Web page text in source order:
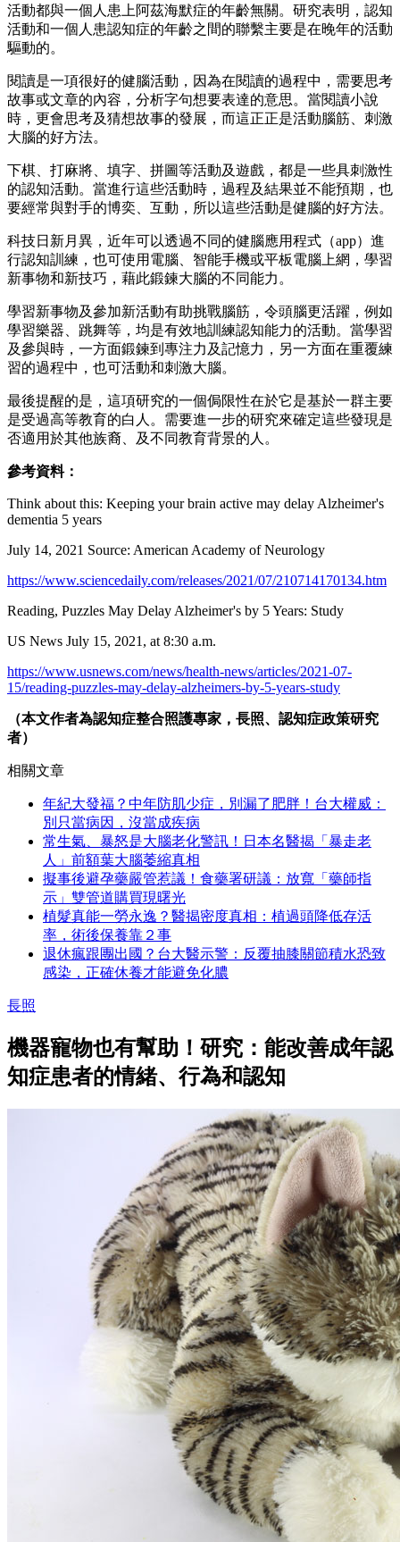
活動都與一個人患上阿茲海默症的年齡無關。研究表明，認知
活動和一個人患認知症的年齡之間的聯繫主要是在晚年的活動
驅動的。
閱讀是一項很好的健腦活動，因為在閱讀的過程中，需要思考
故事或文章的內容，分析字句想要表達的意思。當閱讀小說
時，更會思考及猜想故事的發展，而這正正是活動腦筋、刺激
大腦的好方法。
下棋、打麻將、填字、拼圖等活動及遊戲，都是一些具刺激性
的認知活動。當進行這些活動時，過程及結果並不能預期，也
要經常與對手的博奕、互動，所以這些活動是健腦的好方法。
科技日新月異，近年可以透過不同的健腦應用程式（app）進
行認知訓練，也可使用電腦、智能手機或平板電腦上網，學習
新事物和新技巧，藉此鍛鍊大腦的不同能力。
學習新事物及參加新活動有助挑戰腦筋，令頭腦更活躍，例如
學習樂器、跳舞等，均是有效地訓練認知能力的活動。當學習
及參與時，一方面鍛鍊到專注力及記憶力，另一方面在重覆練
習的過程中，也可活動和刺激大腦。
最後提醒的是，這項研究的一個侷限性在於它是基於一群主要
是受過高等教育的白人。需要進一步的研究來確定這些發現是
否適用於其他族裔、及不同教育背景的人。
參考資料：
Think about this: Keeping your brain active may delay Alzheimer's
dementia 5 years
July 14, 2021 Source: American Academy of Neurology
https://www.sciencedaily.com/releases/2021/07/210714170134.htm
Reading, Puzzles May Delay Alzheimer's by 5 Years: Study
US News July 15, 2021, at 8:30 a.m.
https://www.usnews.com/news/health-news/articles/2021-07-
15/reading-puzzles-may-delay-alzheimers-by-5-years-study
（本文作者為認知症整合照護專家，長照、認知症政策研究
者）
相關文章
年紀大發福？中年防肌少症，別漏了肥胖！台大權威：
別只當病因，沒當成疾病
常生氣、暴怒是大腦老化警訊！日本名醫揭「暴走老
人」前額葉大腦萎縮真相
擬事後避孕藥嚴管惹議！食藥署研議：放寬「藥師指
示」雙管道購買現曙光
植髮真能一勞永逸？醫揭密度真相：植過頭降低存活
率，術後保養靠２事
退休瘋跟團出國？台大醫示警：反覆抽膝關節積水恐致
感染，正確休養才能避免化膿
長照
機器寵物也有幫助！研究：能改善成年認
知症患者的情緒、行為和認知